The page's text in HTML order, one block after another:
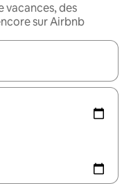
vacances, des
sur Airbnb
utilisez les flèches vers